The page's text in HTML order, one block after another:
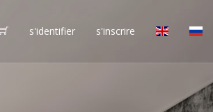
s'identifier s'inscrire